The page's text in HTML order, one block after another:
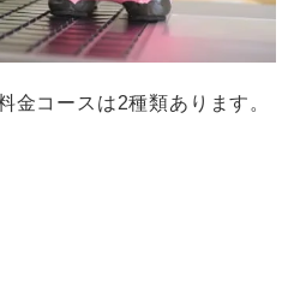
金コースは2種類あります。